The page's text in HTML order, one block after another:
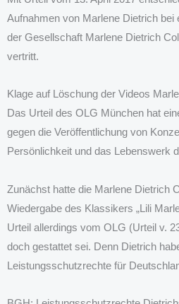
Aufnahmen von Marlene Dietrich
der Gesellschaft Marlene Dietrich
vertritt.
Klage auf Löschung der Videos
Das Urteil des OLG München hat
gegen die Veröffentlichung von
Persönlichkeit und das Lebenswerk
Zunächst hatte die Marlene Dietrich
Wiedergabe des Klassikers „Lili
Urteil allerdings vom OLG (Urteil v.
doch gestattet sei. Denn Dietrich
Leistungsschutzrechte für